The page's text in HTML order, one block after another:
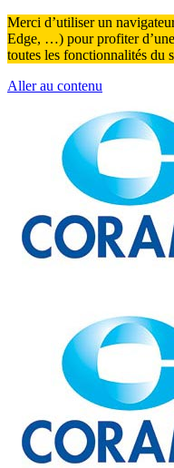
Merci d’utiliser un
Edge, …) pour profiter
toutes les fonctionnalités du
Aller au contenu